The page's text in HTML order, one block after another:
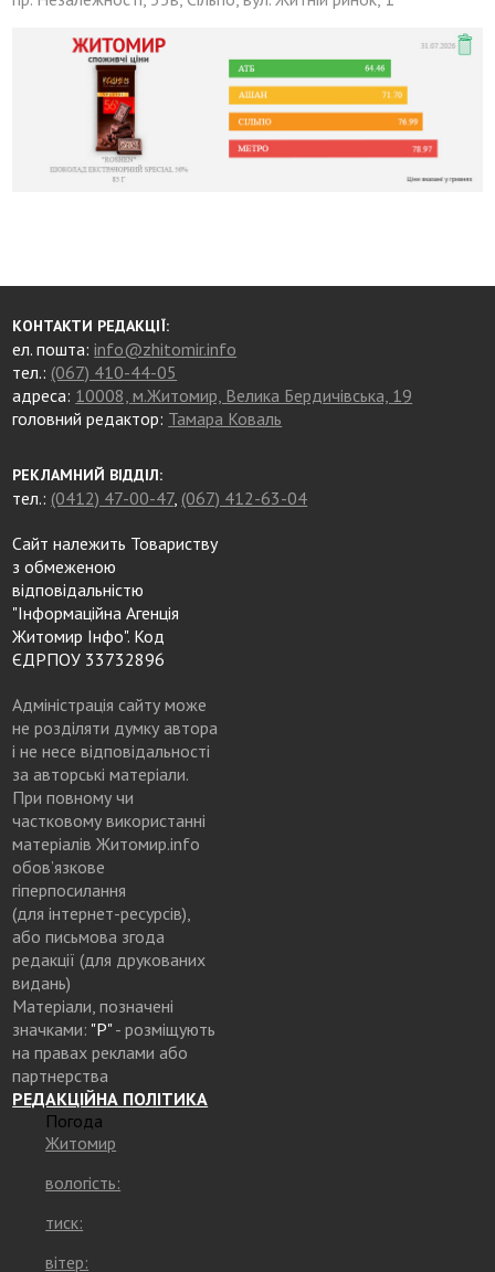
КОНТАКТИ РЕДАКЦІЇ:
ел. пошта:info@zhitomir.info
тел.: (067) 410-44-05
адреса: 10008, м.Житомир, Велика Бердичівська, 19
головний редактор: Тамара Коваль
РЕКЛАМНИЙ ВІДДІЛ:
тел.: (0412) 47-00-47, (067) 412-63-04
Сайт належить Товариству
з обмеженою
відповідальністю
"Інформаційна Агенція
Житомир Інфо". Код
ЄДРПОУ 33732896
Адміністрація сайту може
не розділяти думку автора
і не несе відповідальності
за авторські матеріали.
При повному чи
частковому використанні
матеріалів Житомир.info
обов’язкове
гіперпосилання
(для інтернет-ресурсів),
або письмова згода
редакції (для друкованих
видань)
Матеріали, позначені
значками: "Р"- розміщують
на правах реклами або
партнерства
РЕДАКЦІЙНА ПОЛІТИКА
Погода
Житомир
вологість:
тиск:
вітер: